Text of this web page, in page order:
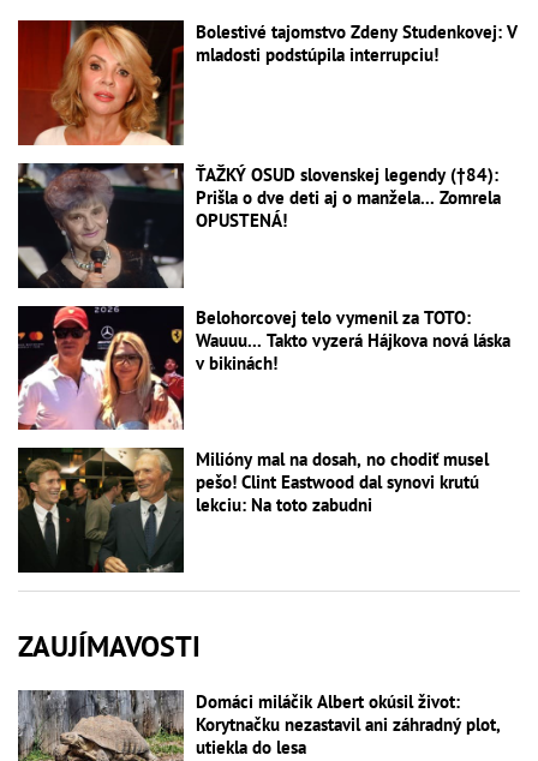
Bolestivé tajomstvo Zdeny Studenkovej: V
mladosti podstúpila interrupciu!
ŤAŽKÝ OSUD slovenskej legendy (†84):
Prišla o dve deti aj o manžela... Zomrela
OPUSTENÁ!
Belohorcovej telo vymenil za TOTO:
Wauuu... Takto vyzerá Hájkova nová láska
v bikinách!
Milióny mal na dosah, no chodiť musel
pešo! Clint Eastwood dal synovi krutú
lekciu: Na toto zabudni
ZAUJÍMAVOSTI
Domáci miláčik Albert okúsil život:
Korytnačku nezastavil ani záhradný plot,
utiekla do lesa